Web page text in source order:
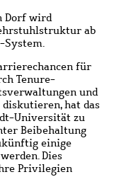
Dorf wird
ab
System.
für
Tenure-
und
hat das
Universität zu
Beibehaltung
einige
Dies
Privilegien